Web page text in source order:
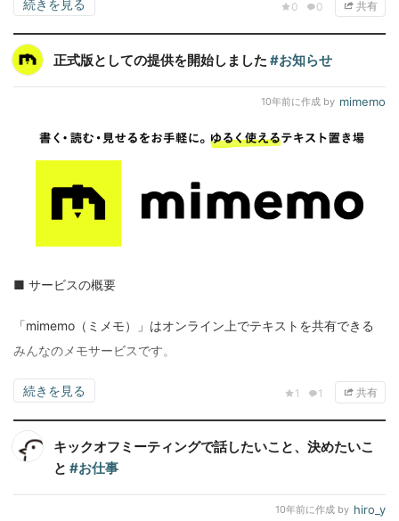
0 0 共有
続きを見る
正式版としての提供を開始しました #お知らせ
10年前に作成 by mimemo
1 1 共有
■ サービスの概要
「mimemo（ミメモ）」はオンライン上でテキストを共有できる
みんなのメモサービスです。
続きを見る
キックオフミーティングで話したいこと、決めたいこ
と #お仕事
10年前に作成 by hiro_y